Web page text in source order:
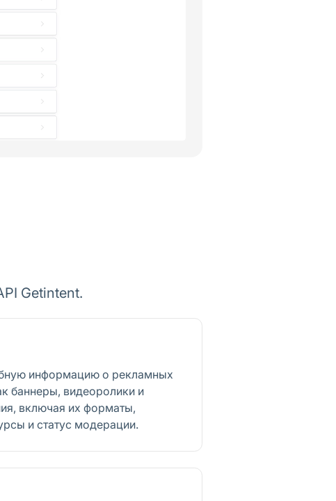
Getintent.
информацию о рекламных
баннеры, видеоролики и
включая их форматы,
и статус модерации.